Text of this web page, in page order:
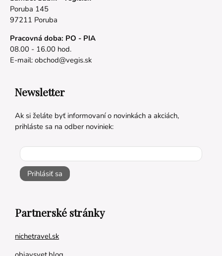
Poruba 145
97211 Poruba
Pracovná doba: PO - PIA
08.00 - 16.00 hod.
E-mail: obchod@vegis.sk
Newsletter
Ak si želáte byť informovaní o novinkách a akciách,
prihláste sa na odber noviniek:
Prihlásiť sa
Partnerské stránky
nichetravel.sk